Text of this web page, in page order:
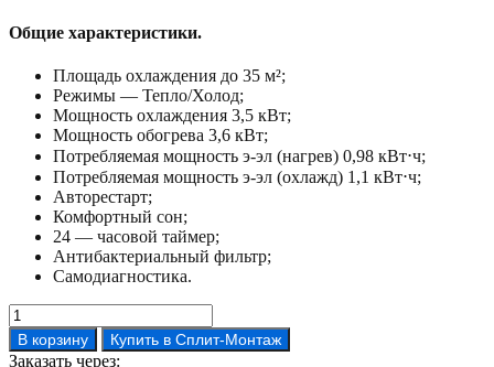
Общие характеристики.
Площадь охлаждения до 35 м²;
Режимы — Тепло/Холод;
Мощность охлаждения 3,5 кВт;
Мощность обогрева 3,6 кВт;
Потребляемая мощность э-эл (нагрев) 0,98 кВт⋅ч;
Потребляемая мощность э-эл (охлажд) 1,1 кВт⋅ч;
Авторестарт;
Комфортный сон;
24 — часовой таймер;
Антибактериальный фильтр;
Самодиагностика.
Количество
товара
Кондиционер
В корзину Купить в Сплит-Монтаж
Заказать через: